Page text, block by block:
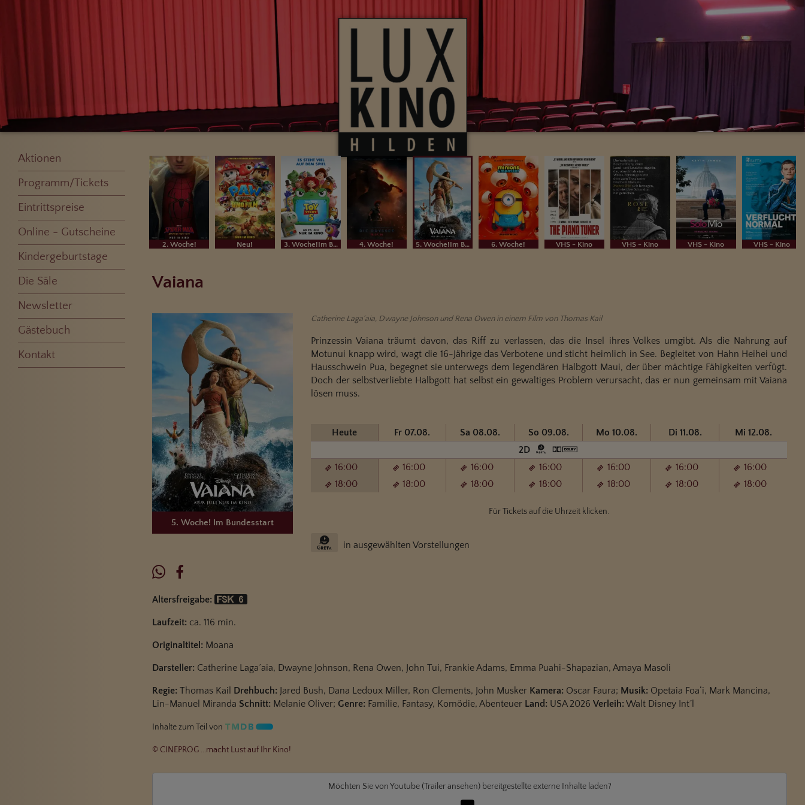
Aktionen
Programm/Tickets
Sonderprogramm
VHS - Kino
Frauenkino
Vorschau
Eintrittspreise
Online - Gutscheine
Kindergeburtstage
Die Säle
Newsletter
Gästebuch
Kontakt
2. Woche! Neu! 3. Woche!Im Bundesstart 4. Woche! 5. Woche!Im Bundesstart 6. Woche! VHS - Kino VHS - Kino VHS - Kino VHS - Kino
Vaiana
5. Woche! Im Bundesstart
Catherine Laga´aia, Dwayne Johnson und Rena Owen in einem Film von Thomas Kail
Prinzessin Vaiana träumt davon, das Riff zu verlassen, das die Insel ihres Volkes umgibt. Als die Nahrung auf
Motunui knapp wird, wagt die 16-Jährige das Verbotene und sticht heimlich in See. Begleitet von Hahn Heihei und
Hausschwein Pua, begegnet sie unterwegs dem legendären Halbgott Maui, der über mächtige Fähigkeiten verfügt.
Doch der selbstverliebte Halbgott hat selbst ein gewaltiges Problem verursacht, das er nun gemeinsam mit Vaiana
lösen muss.
Heute Fr 07.08. Sa 08.08. So 09.08. Mo 10.08. Di 11.08. Mi 12.08.
16:00 16:00 16:00 16:00 16:00 16:00
16:00
18:00
18:00 18:00 18:00 18:00 18:00 18:00
2D
Für Tickets auf die Uhrzeit klicken.
in ausgewählten Vorstellungen
Altersfreigabe:
Laufzeit: ca. 116 min.
Originaltitel: Moana
Darsteller: Catherine Laga´aia, Dwayne Johnson, Rena Owen, John Tui, Frankie Adams, Emma Puahi-Shapazian, Amaya Masoli
Regie: Thomas Kail Drehbuch: Jared Bush, Dana Ledoux Miller, Ron Clements, John Musker Kamera: Oscar Faura; Musik: Opetaia Foa‘i, Mark Mancina,
Lin-Manuel Miranda Schnitt: Melanie Oliver; Genre: Familie, Fantasy, Komödie, Abenteuer Land: USA 2026 Verleih: Walt Disney Int´l
Inhalte zum Teil von
© CINEPROG ...macht Lust auf Ihr Kino!
Möchten Sie vonYoutube (Trailer ansehen)bereitgestellte externe Inhalte laden?